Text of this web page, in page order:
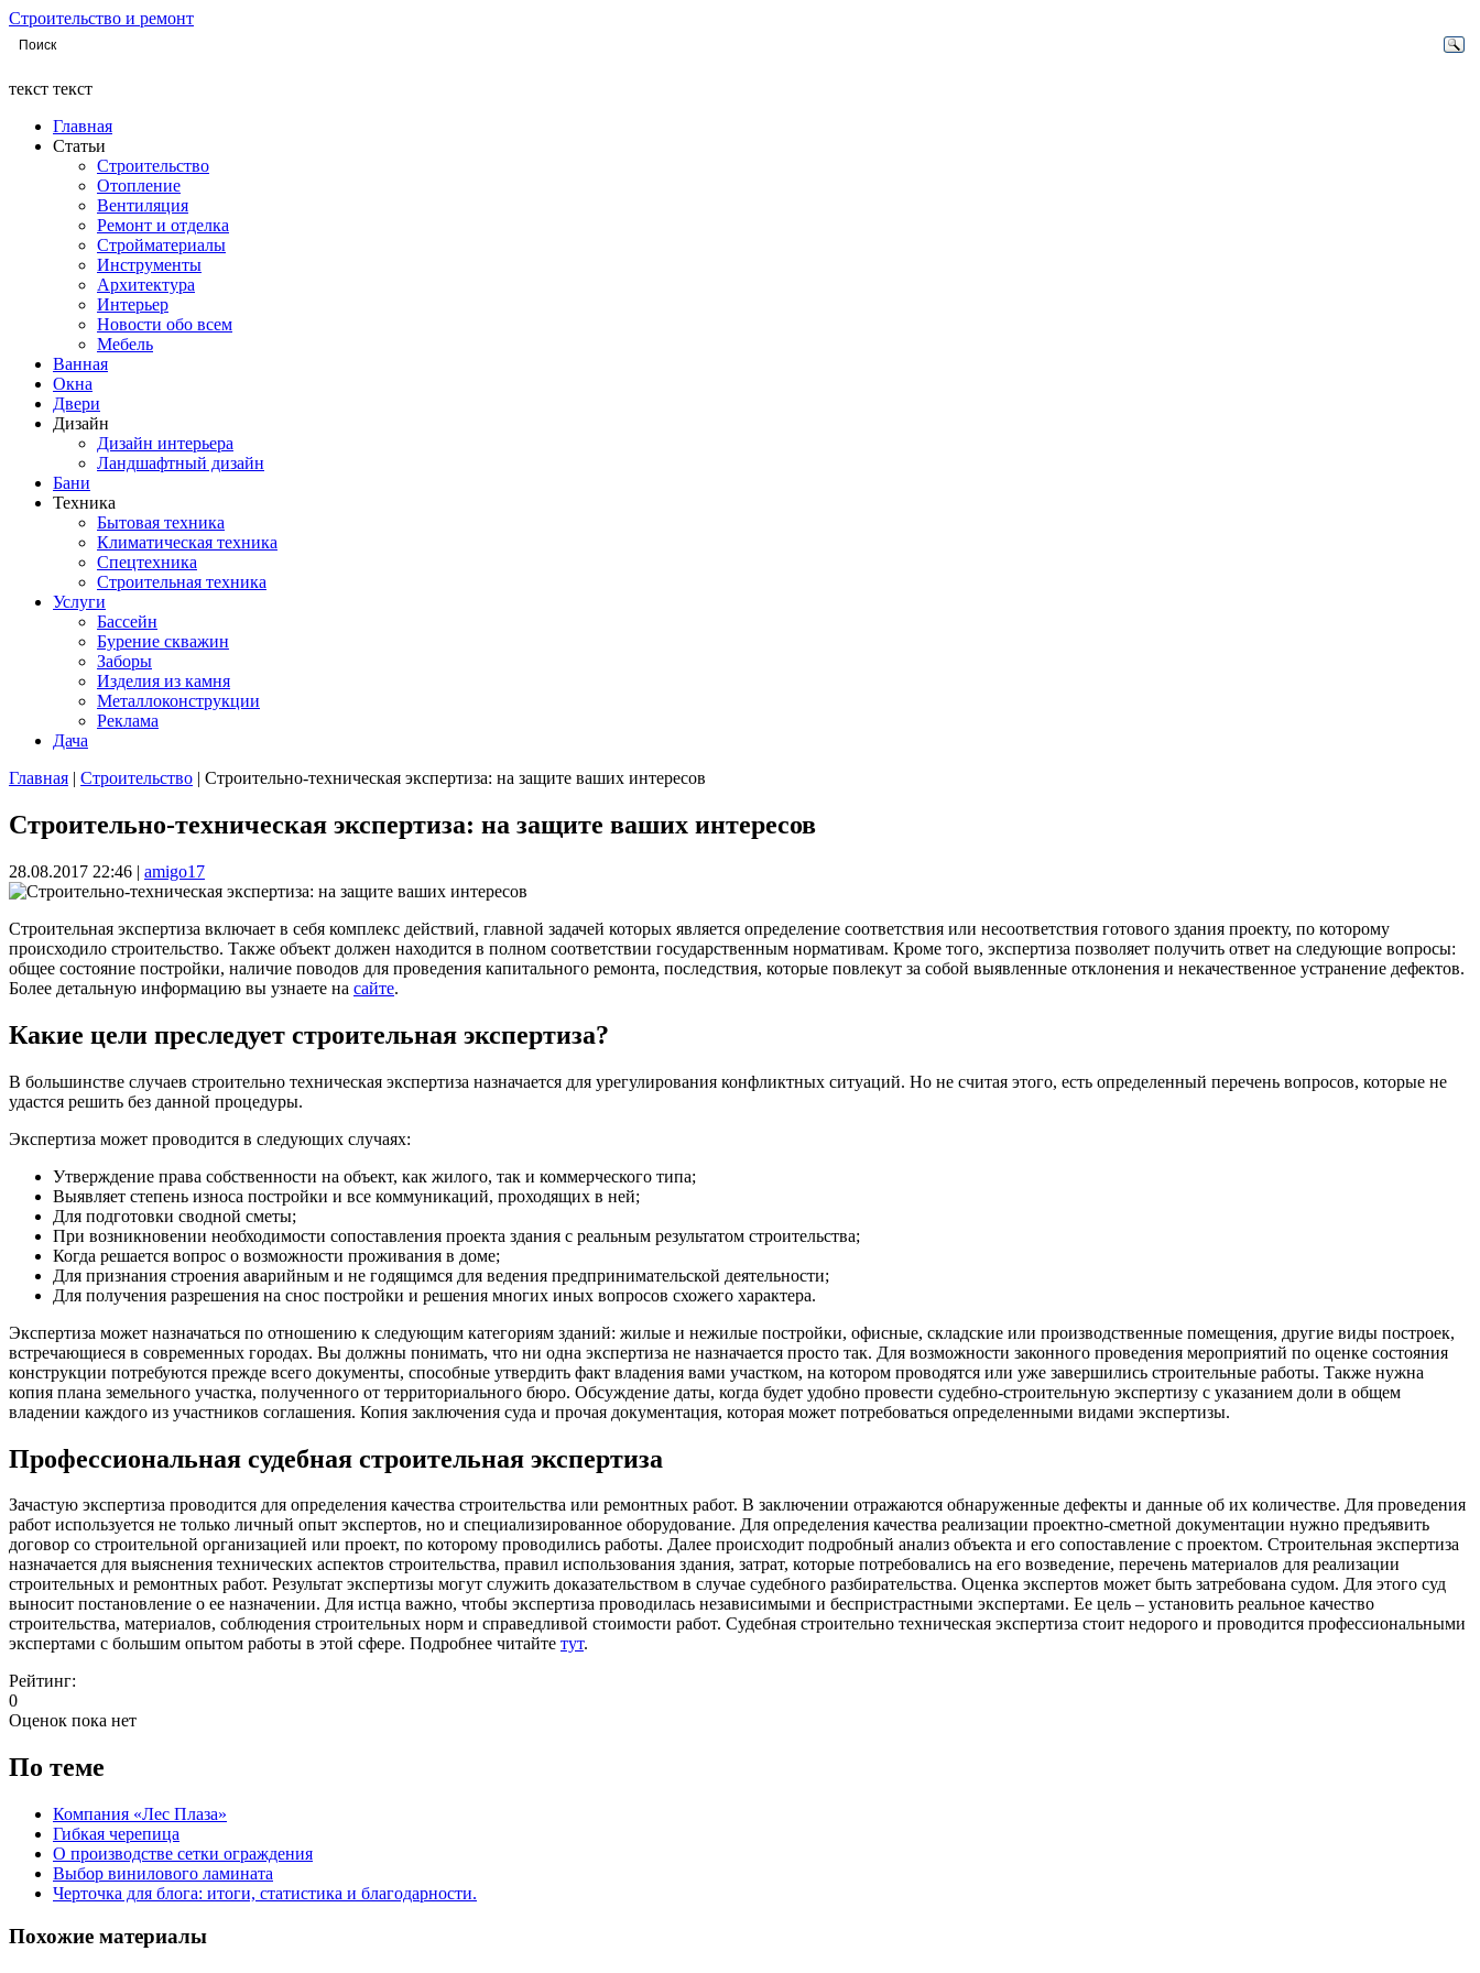
Строительство и ремонт
текст текст
Главная
Статьи
Строительство
Отопление
Вентиляция
Ремонт и отделка
Стройматериалы
Инструменты
Архитектура
Интерьер
Новости обо всем
Мебель
Ванная
Окна
Двери
Дизайн
Дизайн интерьера
Ландшафтный дизайн
Бани
Техника
Бытовая техника
Климатическая техника
Спецтехника
Строительная техника
Услуги
Бассейн
Бурение скважин
Заборы
Изделия из камня
Металлоконструкции
Реклама
Дача
Главная | Строительство | Строительно-техническая экспертиза: на защите ваших интересов
Строительно-техническая экспертиза: на защите ваших интересов
28.08.2017 22:46 | amigo17
Строительная экспертиза включает в себя комплекс действий, главной задачей которых является определение соответствия или несоответствия готового здания проекту, по которому
происходило строительство. Также объект должен находится в полном соответствии государственным нормативам. Кроме того, экспертиза позволяет получить ответ на следующие вопросы:
общее состояние постройки, наличие поводов для проведения капитального ремонта, последствия, которые повлекут за собой выявленные отклонения и некачественное устранение дефектов.
Более детальную информацию вы узнаете на сайте.
Какие цели преследует строительная экспертиза?
В большинстве случаев строительно техническая экспертиза назначается для урегулирования конфликтных ситуаций. Но не считая этого, есть определенный перечень вопросов, которые не
удастся решить без данной процедуры.
Экспертиза может проводится в следующих случаях:
Утверждение права собственности на объект, как жилого, так и коммерческого типа;
Выявляет степень износа постройки и все коммуникаций, проходящих в ней;
Для подготовки сводной сметы;
При возникновении необходимости сопоставления проекта здания с реальным результатом строительства;
Когда решается вопрос о возможности проживания в доме;
Для признания строения аварийным и не годящимся для ведения предпринимательской деятельности;
Для получения разрешения на снос постройки и решения многих иных вопросов схожего характера.
Экспертиза может назначаться по отношению к следующим категориям зданий: жилые и нежилые постройки, офисные, складские или производственные помещения, другие виды построек,
встречающиеся в современных городах. Вы должны понимать, что ни одна экспертиза не назначается просто так. Для возможности законного проведения мероприятий по оценке состояния
конструкции потребуются прежде всего документы, способные утвердить факт владения вами участком, на котором проводятся или уже завершились строительные работы. Также нужна
копия плана земельного участка, полученного от территориального бюро. Обсуждение даты, когда будет удобно провести судебно-строительную экспертизу с указанием доли в общем
владении каждого из участников соглашения. Копия заключения суда и прочая документация, которая может потребоваться определенными видами экспертизы.
Профессиональная судебная строительная экспертиза
Зачастую экспертиза проводится для определения качества строительства или ремонтных работ. В заключении отражаются обнаруженные дефекты и данные об их количестве. Для проведения
работ используется не только личный опыт экспертов, но и специализированное оборудование. Для определения качества реализации проектно-сметной документации нужно предъявить
договор со строительной организацией или проект, по которому проводились работы. Далее происходит подробный анализ объекта и его сопоставление с проектом. Строительная экспертиза
назначается для выяснения технических аспектов строительства, правил использования здания, затрат, которые потребовались на его возведение, перечень материалов для реализации
строительных и ремонтных работ. Результат экспертизы могут служить доказательством в случае судебного разбирательства. Оценка экспертов может быть затребована судом. Для этого суд
выносит постановление о ее назначении. Для истца важно, чтобы экспертиза проводилась независимыми и беспристрастными экспертами. Ее цель – установить реальное качество
строительства, материалов, соблюдения строительных норм и справедливой стоимости работ. Судебная строительно техническая экспертиза стоит недорого и проводится профессиональными
экспертами с большим опытом работы в этой сфере. Подробнее читайте тут.
Рейтинг:
0
Оценок пока нет
По теме
Компания «Лес Плаза»
Гибкая черепица
О производстве сетки ограждения
Выбор винилового ламината
Черточка для блога: итоги, статистика и благодарности.
Похожие материалы